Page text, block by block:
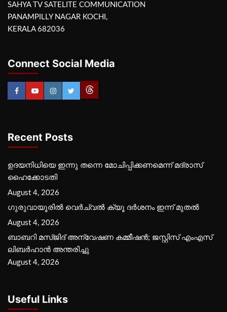
SAHYA TV SATELITE COMMUNICATION
PANAMPILLY NAGAR KOCHI,
KERALA 682036
Connect Social Media
Recent Posts
ഉദയനിധിയെ ഇന്നു തന്നെ മോചിപ്പിക്കണമെന്ന് മദ്രാസ്
ഹൈക്കോടതി
August 4, 2026
ഗുരുവായൂരില്‍ വെര്‍ച്വല്‍ ക്യൂ ദര്‍ശനം ഇന്ന് മുതല്‍
August 4, 2026
ബാബറി മസ്ജിദ് അന്വേഷണ കമ്മീഷന്‍; ജസ്റ്റിസ് എംഎസ്
ലിബര്‍ഹാന്‍ അന്തരിച്ചു
August 4, 2026
Useful Links